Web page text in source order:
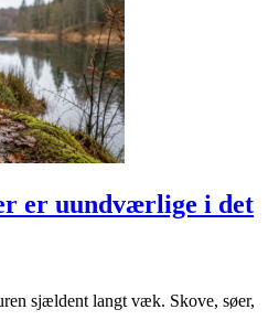
er uundværlige i det
sjældent langt væk. Skove, søer,